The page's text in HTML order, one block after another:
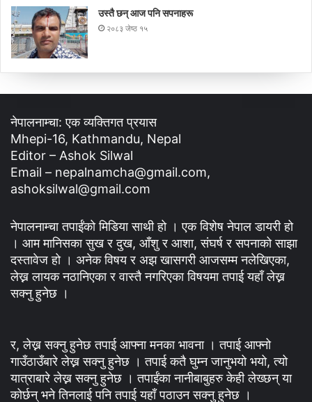
उस्तै छन् आज पनि सपनाहरू
२०८३ जेष्ठ १५
नेपालनाम्चा: एक व्यक्तिगत प्रयास
Mhepi-16, Kathmandu, Nepal
Editor – Ashok Silwal
Email – nepalnamcha@gmail.com,
ashoksilwal@gmail.com
नेपालनाम्चा तपाईंको मिडिया साथी हो । एक विशेष नेपाल डायरी हो
। आम मानिसका सुख र दुख, आँशु र आशा, संघर्ष र सपनाको साझा
दस्तावेज हो । अनेक विषय र अझ खासगरी आजसम्म नलेखिएका,
लेख्न लायक नठानिएका र वास्तै नगरिएका विषयमा तपाई यहाँ लेख्न
सक्नु हुनेछ ।
र, लेख्न सक्नु हुनेछ तपाई आफ्ना मनका भावना । तपाई आफ्नो
गाउँठाउँबारे लेख्न सक्नु हुनेछ । तपाई कतै घुम्न जानुभयो भयो, त्यो
यात्राबारे लेख्न सक्नु हुनेछ । तपाईंका नानीबाबुहरु केही लेख्छन् या
कोर्छन् भने तिनलाई पनि तपाई यहाँ पठाउन सक्नु हुनेछ ।